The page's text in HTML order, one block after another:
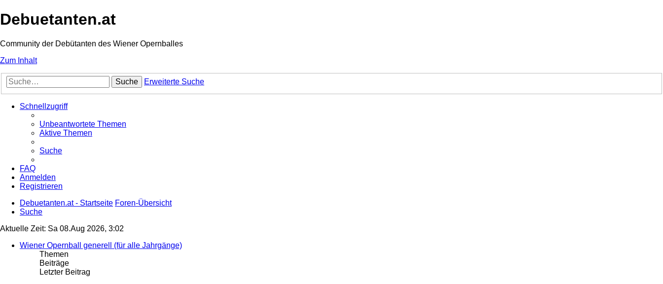
Debuetanten.at
Community der Debütanten des Wiener Opernballes
Zum Inhalt
Suche Erweiterte Suche
Schnellzugriff
Unbeantwortete Themen
Aktive Themen
Suche
FAQ
Anmelden
Registrieren
Debuetanten.at - Startseite Foren-Übersicht
Suche
Aktuelle Zeit: Sa 08.Aug 2026, 3:02
Wiener Opernball generell (für alle Jahrgänge)
Themen
Beiträge
Letzter Beitrag